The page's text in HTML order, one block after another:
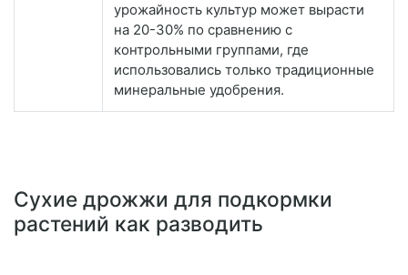
урожайность культур может вырасти
на 20-30% по сравнению с
контрольными группами, где
использовались только традиционные
минеральные удобрения.
Сухие дрожжи для подкормки
растений как разводить